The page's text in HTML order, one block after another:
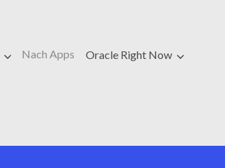
Nach Apps Oracle Right Now